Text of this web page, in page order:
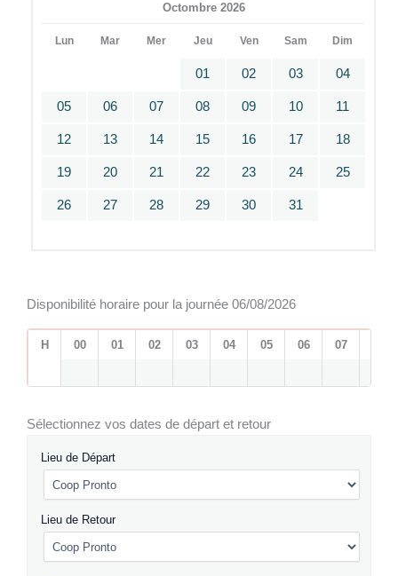
Octombre 2026
Lun Mar Mer Jeu Ven Sam Dim
01 02 03 04
05 06 07 08 09 10 11
12 13 14 15 16 17 18
19 20 21 22 23 24 25
26 27 28 29 30 31
Disponibilité horaire pour la journée 06/08/2026
H 00 01 02 03 04 05 06 07
Sélectionnez vos dates de départ et retour
Lieu de Départ
Lieu de Retour